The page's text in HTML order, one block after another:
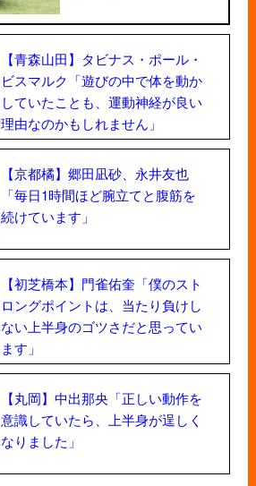
【青森山田】タビナス・ポール・
ビスマルク「遊びの中で体を動か
していたことも、運動神経が良い
理由なのかもしれません」
【京都橘】郷田凪砂、永井友也
「毎日1時間ほど腕立てと腹筋を
続けています」
【初芝橋本】門雀佑奎「僕のスト
ロングポイントは、当たり負けし
ない上半身のゴツさだと思ってい
ます」
【丸岡】中出那央「正しい動作を
意識していたら、上半身が逞しく
なりました」